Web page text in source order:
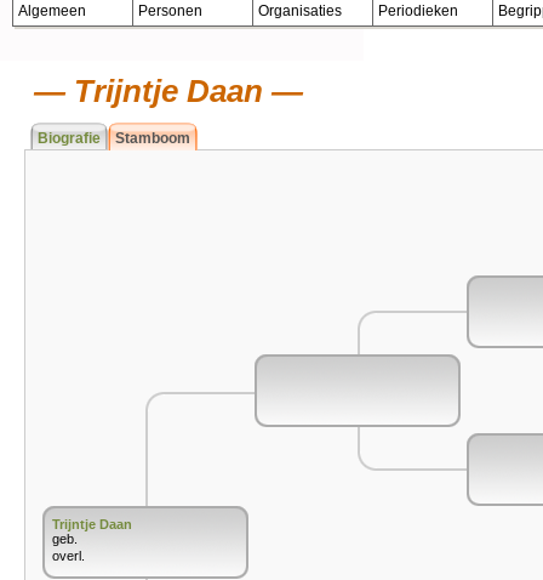
Algemeen Personen Organisaties Periodieken
Trijntje Daan
Biografie Stamboom
Trijntje Daan
geb.
overl.